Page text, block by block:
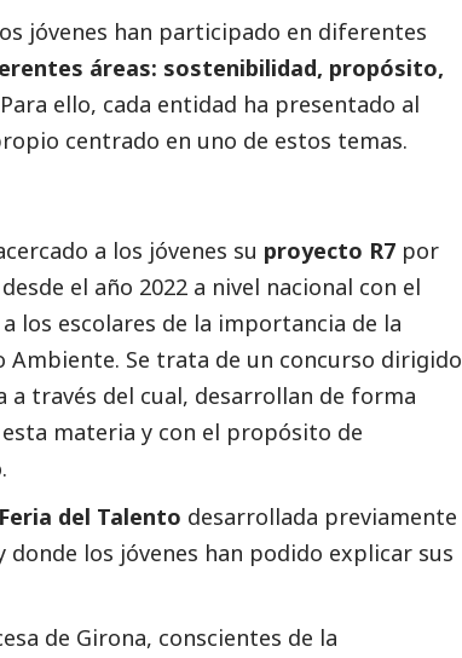
jóvenes han participado en diferentes
áreas: sostenibilidad, propósito,
Para ello, cada entidad ha presentado al
centrado en uno de estos temas.
a los jóvenes su proyecto R7 por
el año 2022 a nivel nacional con el
los escolares de la importancia de la
Ambiente. Se trata de un concurso dirigido
través del cual, desarrollan de forma
materia y con el propósito de
Feria del Talento desarrollada previamente
donde los jóvenes han podido explicar sus
de Girona, conscientes de la